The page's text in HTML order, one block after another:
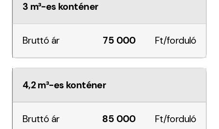
3 m³-es konténer
75 000 Ft/forduló
4,2 m³-es konténer
85 000 Ft/forduló